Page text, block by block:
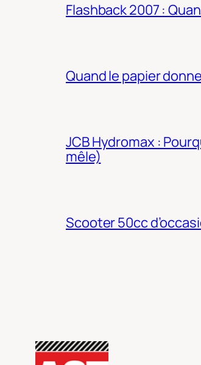
Flashback 2007 :
Quand le papier
JCB Hydromax :
mêle)
Scooter 50cc